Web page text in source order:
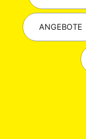
ANGEBOTE